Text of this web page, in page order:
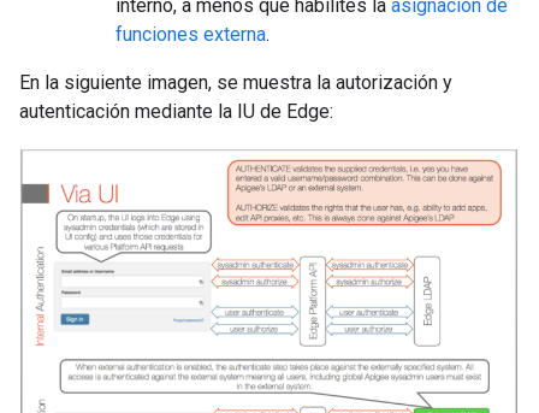
interno, a menos que habilites la asignación de
funciones externa.
En la siguiente imagen, se muestra la autorización y
autenticación mediante la IU de Edge: